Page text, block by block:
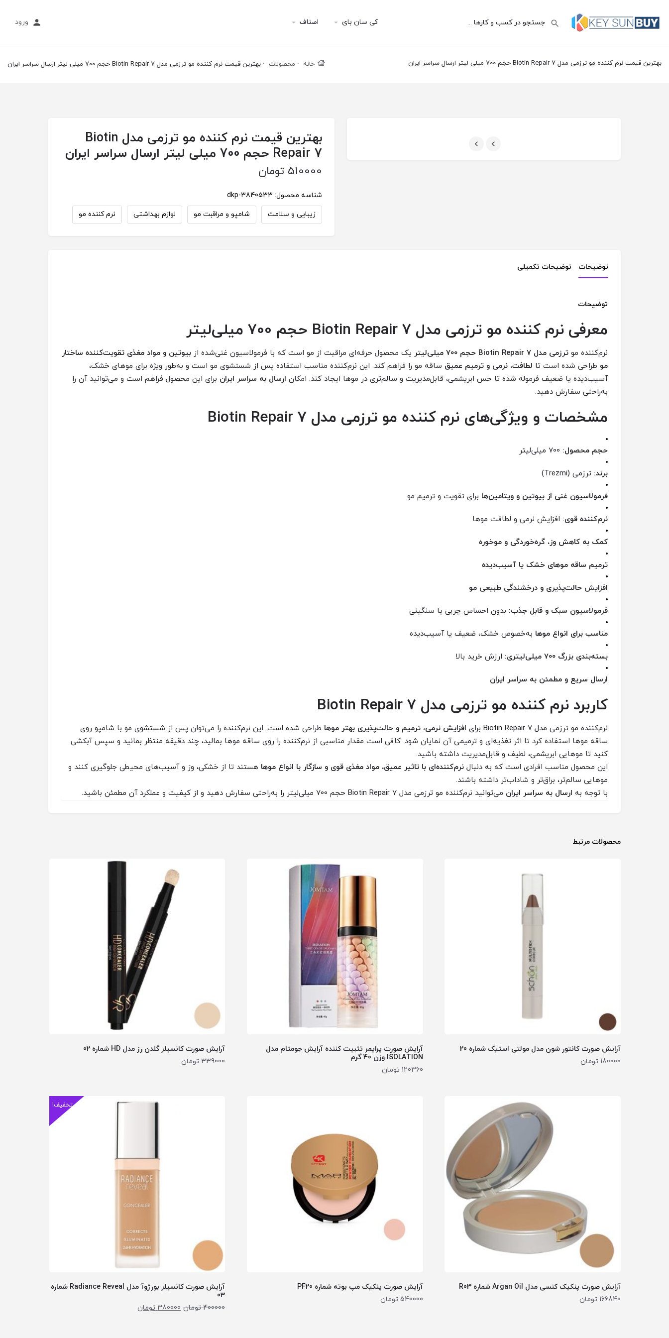
کی سان بای اصناف ورود
بهترین قیمت نرم کننده مو ترزمی مدل Biotin Repair 7 حجم 700 میلی لیتر ارسال سراسر ایران خانه محصولات بهترین قیمت نرم کننده مو ترزمی مدل Biotin Repair 7 حجم 700 میلی لیتر ارسال سراسر ایران
بهترین قیمت نرم کننده مو ترزمی مدل Biotin
Repair 7 حجم 700 میلی لیتر ارسال سراسر ایران
510000 تومان
شناسه محصول: dkp-3840533
زیبایی و سلامت
شامپو و مراقبت مو لوازم بهداشتی نرم‌ کننده مو
توضیحات توضیحات تکمیلی
توضیحات
معرفی نرم کننده مو ترزمی مدل Biotin Repair 7 حجم 700 میلی‌لیتر
نرم‌کننده مو ترزمی مدل Biotin Repair 7 حجم 700 میلی‌لیتر یک محصول حرفه‌ای مراقبت از مو است که با فرمولاسیون غنی‌شده از بیوتین و مواد مغذی تقویت‌کننده ساختار
مو طراحی شده است تا لطافت، نرمی و ترمیم عمیق ساقه مو را فراهم کند. این نرم‌کننده مناسب استفاده پس از شستشوی مو است و به‌طور ویژه برای موهای خشک،
آسیب‌دیده یا ضعیف فرموله شده تا حس ابریشمی، قابل‌مدیریت و سالم‌تری در موها ایجاد کند. امکان ارسال به سراسر ایران برای این محصول فراهم است و می‌توانید آن را
به‌راحتی سفارش دهید.
مشخصات و ویژگی‌های نرم کننده مو ترزمی مدل Biotin Repair 7
حجم محصول:
برند: ترزمی (Trezmi)
فرمولاسیون غنی از بیوتین و ویتامین‌ها برای تقویت و ترمیم مو
نرم‌کننده قوی: افزایش نرمی و لطافت موها
کمک به کاهش وز، گره‌خوردگی و موخوره
ترمیم ساقه موهای خشک یا آسیب‌دیده
افزایش حالت‌پذیری و درخشندگی طبیعی مو
فرمولاسیون سبک و قابل جذب: بدون احساس چربی یا سنگینی
مناسب برای انواع موها به‌خصوص خشک، ضعیف یا آسیب‌دیده
بسته‌بندی بزرگ 700 میلی‌لیتری: ارزش خرید بالا
ارسال سریع و مطمئن به سراسر ایران
کاربرد نرم کننده مو ترزمی مدل Biotin Repair 7
نرم‌کننده مو ترزمی مدل Biotin Repair 7 برای افزایش نرمی، ترمیم و حالت‌پذیری بهتر موها طراحی شده است. این نرم‌کننده را می‌توان پس از شستشوی مو با شامپو روی
ساقه موها استفاده کرد تا اثر تغذیه‌ای و ترمیمی آن نمایان شود. کافی است مقدار مناسبی از نرم‌کننده را روی ساقه موها بمالید، چند دقیقه منتظر بمانید و سپس آبکشی
کنید تا موهایی ابریشمی، لطیف و قابل‌مدیریت داشته باشید.
این محصول مناسب افرادی است که به دنبال نرم‌کننده‌ای با تاثیر عمیق، مواد مغذی قوی و سازگار با انواع موها هستند تا از خشکی، وز و آسیب‌های محیطی جلوگیری کنند و
موهایی سالم‌تر، براق‌تر و شاداب‌تر داشته باشند.
با توجه به ارسال به سراسر ایران می‌توانید نرم‌کننده مو ترزمی مدل Biotin Repair 7 حجم 700 میلی‌لیتر را به‌راحتی سفارش دهید و از کیفیت و عملکرد آن مطمئن باشید.
محصولات مرتبط
آرایش صورت کانتور شون مدل مولتی استیک شماره 20
180000 تومان
آرایش صورت پرایمر تثبیت کننده آرایش جومتام مدل
ISOLATION وزن 40 گرم
120360 تومان
آرایش صورت کانسیلر گلدن رز مدل HD شماره 02
339000 تومان
آرایش صورت پنکیک کنسی مدل Argan Oil شماره R03
166840 تومان
آرایش صورت پنکیک مپ بوته شماره PF20
540000 تومان
تخفیف!
آرایش صورت کانسیلر بورژوآ مدل Radiance Reveal شماره
03
400000 تومان 380000 تومان